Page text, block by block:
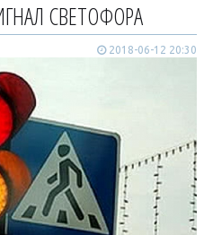
СВЕТОФОРА
2018-06-12 20:30